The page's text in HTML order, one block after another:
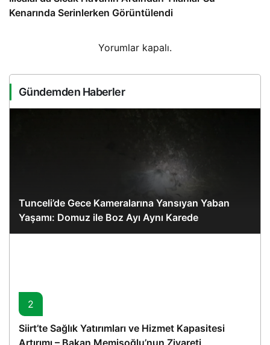
Kenarında Serinlerken Görüntülendi
Yorumlar kapalı.
Gündemden Haberler
Tunceli’de Gece Kameralarına Yansıyan Yaban
Yaşamı: Domuz ile Boz Ayı Aynı Karede
2
Siirt’te Sağlık Yatırımları ve Hizmet Kapasitesi